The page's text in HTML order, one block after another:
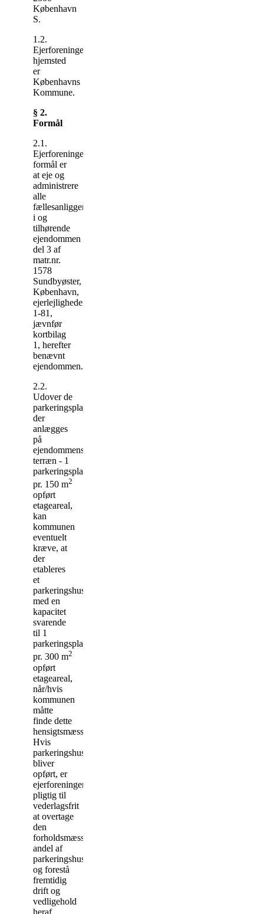
København
S.
1.2.
Ejerforeningens
hjemsted
er
Københavns
Kommune.
§ 2.
Formål
2.1.
Ejerforeningens
formål er
at eje og
administrere
alle
fællesanliggender
i og
tilhørende
ejendommen
del 3 af
matr.nr.
1578
Sundbyøster,
København,
ejerlejlighederne
1-81,
jævnfør
kortbilag
1, herefter
benævnt
ejendommen.
2.2.
Udover de
parkeringspladser,
der
anlægges
på
ejendommens
terræn - 1
parkeringsplads
pr. 150 m2
opført
etageareal,
kan
kommunen
eventuelt
kræve, at
der
etableres
et
parkeringshus
med en
kapacitet
svarende
til 1
parkeringsplads
pr. 300 m2
opført
etageareal,
når/hvis
kommunen
måtte
finde dette
hensigtsmæssigt.
Hvis
parkeringshuset
bliver
opført, er
ejerforeningen
pligtig til
vederlagsfrit
at overtage
den
forholdsmæssige
andel af
parkeringshuset
og forestå
fremtidig
drift og
vedligehold
heraf.